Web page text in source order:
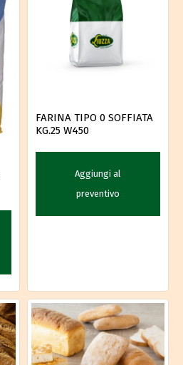
FARINA TIPO 0 SOFFIATA
KG.25 W450
Aggiungi al
preventivo